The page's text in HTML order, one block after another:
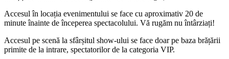
Accesul în locația evenimentului se face cu aproximativ 20 de
minute înainte de începerea spectacolului. Vă rugăm nu întârziați!
Accesul pe scenă la sfârșitul show-ului se face doar pe baza brățării
primite de la intrare, spectatorilor de la categoria VIP.